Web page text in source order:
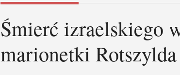
Śmierć izraelskiego
marionetki Rotszylda